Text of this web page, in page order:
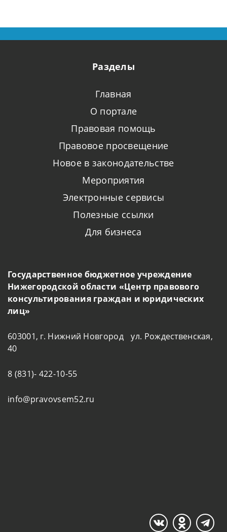
Разделы
Главная
О портале
Правовая помощь
Правовое просвещение
Новое в законодательстве
Мероприятия
Электронные сервисы
Полезные ссылки
Для бизнеса
Государственное бюджетное учреждение
Нижегородской области «Центр правового
консультирования граждан и юридических
лиц»
603001, г. Нижний Новгород ул. Рождественская,
40
8 (831)- 422-10-55
info@pravovsem52.ru